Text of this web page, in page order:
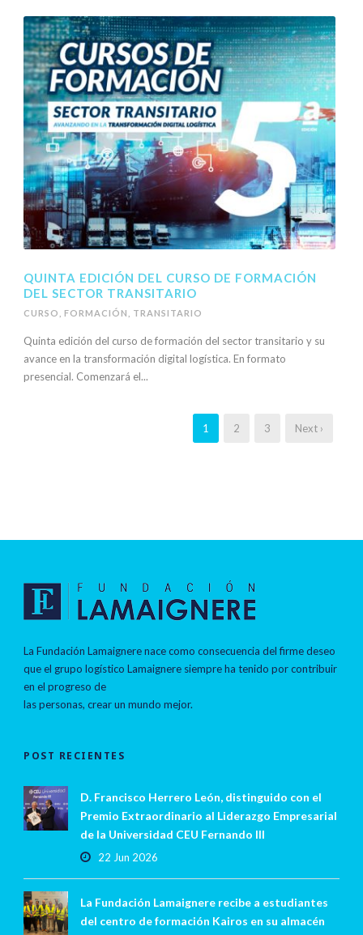
QUINTA EDICIÓN DEL CURSO DE FORMACIÓN
DEL SECTOR TRANSITARIO
CURSO FORMACIÓN TRANSITARIO
Quinta edición del curso de formación del sector transitario y su
avance en la transformación digital logística. En formato
presencial. Comenzará el...
1 2 3 Next ›
La Fundación Lamaignere nace como consecuencia del firme deseo
que el grupo logístico Lamaignere siempre ha tenido por contribuir
en el progreso de
las personas, crear un mundo mejor.
POST RECIENTES
D. Francisco Herrero León, distinguido con el
Premio Extraordinario al Liderazgo Empresarial
de la Universidad CEU Fernando III
22 Jun 2026
La Fundación Lamaignere recibe a estudiantes
del centro de formación Kairos en su almacén